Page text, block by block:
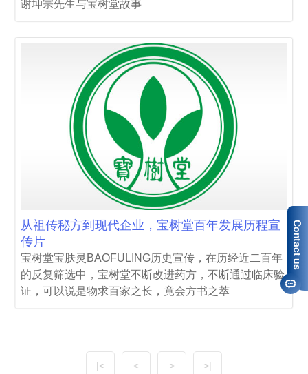
谢坤宗先生与宝树堂故事
从祖传秘方到现代企业，宝树堂百年发展历程宣
传片
宝树堂宝肤灵BAOFULING历史宣传，在历经近二百年
的反复筛选中，宝树堂不断改进药方，不断通过临床验
证，可以说是物求百家之长，竟会方书之萃
|< < > >|